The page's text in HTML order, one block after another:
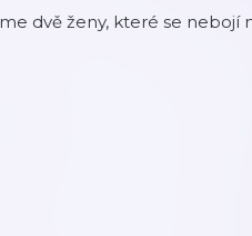
dvě ženy, které se nebojí